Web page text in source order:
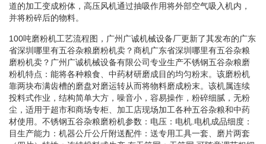
道的加工变成粉体，高压风机通过抽吸作用将外部空气吸入机内，
并将粉碎后的物料。
100吨磨粉机工艺流程图，广州广诚机械设备厂更新了其发布的广东
省深圳哪里有五谷杂粮磨粉机卖？商机广东省深圳哪里有五谷杂粮
磨粉机卖？广州广诚机械设备有限公司专业生产不锈钢五谷杂粮磨
粉机特点：能将各种粮食、中药材研磨成目的均匀粉末。该磨粉机
靠两块布满齿槽的磨盘对磨运转从而将物料磨成粉末。该机属连续
投料式作业，结构简单大方，噪音小，容易操作，粉碎细腻，无粉
尘，适用于超市和商场专柜、加工店现场加工各种五谷杂粮和中药
材使用。不锈钢五谷杂粮磨粉机参数：电压：电机.电机成品细度：
目生产能力：机器公斤公斤附送配件：送专用工具一套、磨片两套